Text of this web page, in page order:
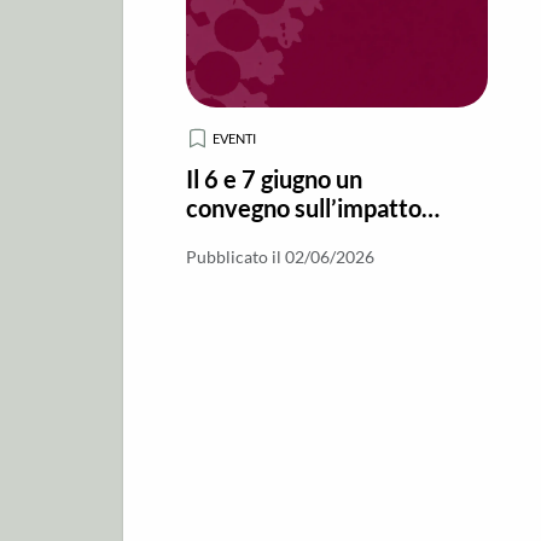
EVENTI
Il 6 e 7 giugno un
convegno sull’impatto
Monachesimo in Italia
Pubblicato il 02/06/2026